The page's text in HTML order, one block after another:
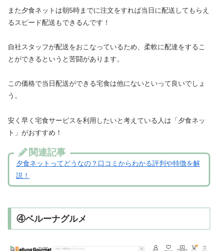
また夕食ネットは朝5時までに注文をすれば当日に配送してもらえ
るスピード配送もできるんです！
自社スタッフが配送をおこなっているため、柔軟に配達をするこ
とができるというと苦闘があります。
この価格で当日配送ができる宅食は他にないといって良いでしょ
う。
安く早く宅食サービスを利用したいと考えている人は「夕食ネッ
ト」がおすすめ！
関連記事
夕食ネットってどうなの？口コミからわかる評判や特徴を解
説！
④ベルーナグルメ